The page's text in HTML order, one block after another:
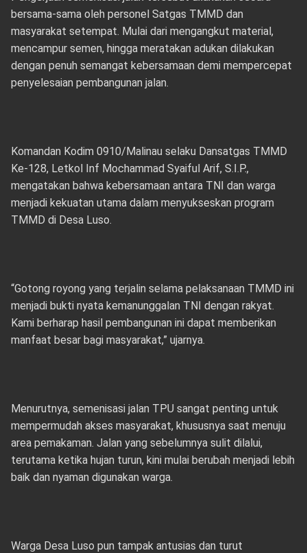
bersama-sama oleh personel Satgas TMMD dan
masyarakat setempat. Mulai dari mengangkut material,
mencampur semen, hingga meratakan adukan dilakukan
dengan penuh semangat kebersamaan demi mempercepat
penyelesaian pembangunan jalan.
Komandan Kodim 0910/Malinau selaku Dansatgas TMMD
Ke-128, Letkol Inf Mochammad Syaiful Arif, S.I.P.,
mengatakan bahwa kebersamaan antara TNI dan warga
menjadi kekuatan utama dalam menyukseskan program
TMMD di Desa Luso.
“Gotong royong yang terjalin selama pelaksanaan TMMD ini
menjadi bukti nyata kemanunggalan TNI dengan rakyat.
Kami berharap hasil pembangunan ini dapat memberikan
manfaat besar bagi masyarakat,” ujarnya.
Menurutnya, semenisasi jalan TPU sangat penting untuk
mempermudah akses masyarakat, khususnya saat menuju
area pemakaman. Jalan yang sebelumnya sulit dilalui,
terutama ketika hujan turun, kini mulai berubah menjadi lebih
baik dan nyaman digunakan warga.
Warga Desa Luso pun tampak antusias dan turut